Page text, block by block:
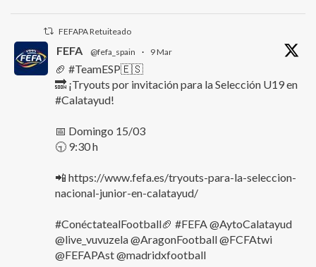
FEFAPA Retuiteado
FEFA @fefa_spain · 9 Mar
🏈 #TeamESP🇪🇸
🔜 ¡Tryouts por invitación para la Selección U19 en
#Calatayud!
📅 Domingo 15/03
🕤 9:30 h
📲 https://www.fefa.es/tryouts-para-la-seleccion-
nacional-junior-en-calatayud/
#ConéctatealFootball🏈 #FEFA @AytoCalatayud
@live_vuvuzela @AragonFootball @FCFAtwi
@FEFAPAst @madridxfootball